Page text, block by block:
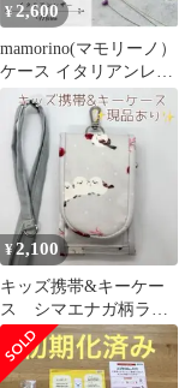
¥2,600
mamorino(マモリーノ）
ケース イタリアンレザ
ー選べる10色
¥2,100
キッズ携帯&キーケー
ス シマエナガ柄ラミ
ネート